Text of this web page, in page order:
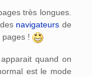
très longues.
navigateurs de
!
quand on
est le mode